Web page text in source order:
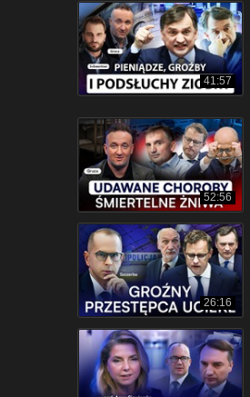
41:57
52:56
26:16